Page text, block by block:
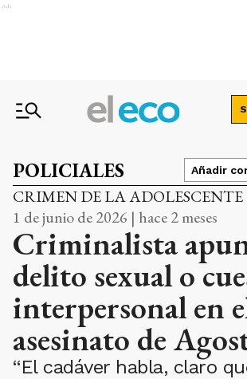
Ads
POLICIALES Añadir
CRIMEN DE LA ADOLESCENTE
1 de junio de 2026 | hace 2 meses
Criminalista
delito sexual o
interpersonal en
asesinato de
“El cadáver habla, claro